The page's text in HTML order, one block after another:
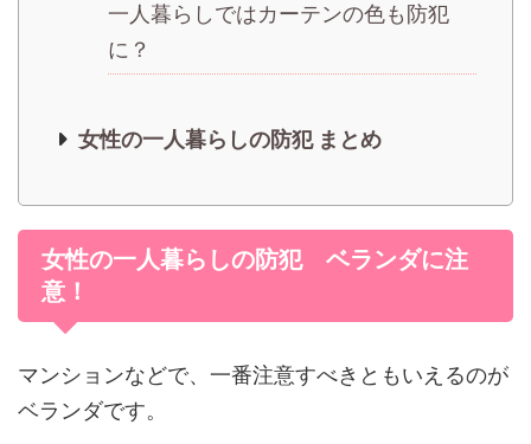
一人暮らしではカーテンの色も防犯
に？
女性の一人暮らしの防犯 まとめ
女性の一人暮らしの防犯 ベランダに注
意！
マンションなどで、一番注意すべきともいえるのが
ベランダです。